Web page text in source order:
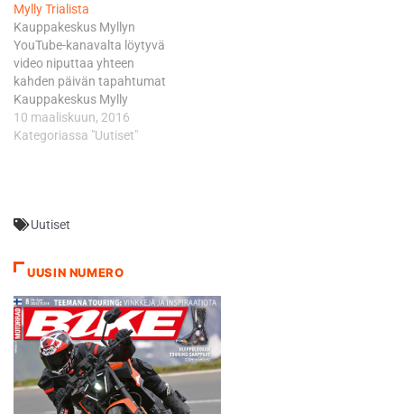
Mylly Trialista
Kauppakeskus Myllyn
YouTube-kanavalta löytyvä
video niputtaa yhteen
kahden päivän tapahtumat
Kauppakeskus Mylly
Trialista. Ensimmäisen
Kauppakeskus Mylly Trialin
Myllyn sekä Suomen
Teksti ja kuva: Marko Vihriä
10 maaliskuun, 2016
Kategoriassa "Uutiset"
Uutiset
UUSIN NUMERO